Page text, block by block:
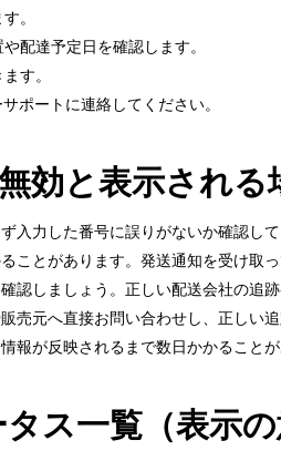
。
配達予定日を確認します。
す。
ポートに連絡してください。
効と表示される
入力した番号に誤りがないか確認し
ことがあります。発送通知を受け取
認しましょう。正しい配送会社の追跡
売元へ直接お問い合わせし、正しい
報が反映されるまで数日かかること
ス一覧（表示の